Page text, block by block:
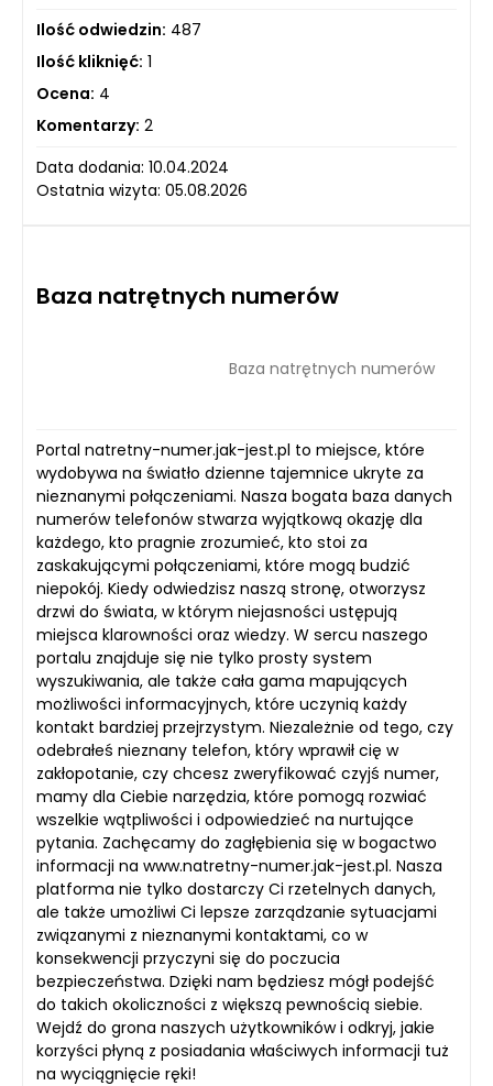
Ilość odwiedzin: 487
Ilość kliknięć: 1
Ocena: 4
Komentarzy: 2
Data dodania: 10.04.2024
Ostatnia wizyta: 05.08.2026
Baza natrętnych numerów
Baza natrętnych numerów
Portal natretny-numer.jak-jest.pl to miejsce, które
wydobywa na światło dzienne tajemnice ukryte za
nieznanymi połączeniami. Nasza bogata baza danych
numerów telefonów stwarza wyjątkową okazję dla
każdego, kto pragnie zrozumieć, kto stoi za
zaskakującymi połączeniami, które mogą budzić
niepokój. Kiedy odwiedzisz naszą stronę, otworzysz
drzwi do świata, w którym niejasności ustępują
miejsca klarowności oraz wiedzy. W sercu naszego
portalu znajduje się nie tylko prosty system
wyszukiwania, ale także cała gama mapujących
możliwości informacyjnych, które uczynią każdy
kontakt bardziej przejrzystym. Niezależnie od tego, czy
odebrałeś nieznany telefon, który wprawił cię w
zakłopotanie, czy chcesz zweryfikować czyjś numer,
mamy dla Ciebie narzędzia, które pomogą rozwiać
wszelkie wątpliwości i odpowiedzieć na nurtujące
pytania. Zachęcamy do zagłębienia się w bogactwo
informacji na www.natretny-numer.jak-jest.pl. Nasza
platforma nie tylko dostarczy Ci rzetelnych danych,
ale także umożliwi Ci lepsze zarządzanie sytuacjami
związanymi z nieznanymi kontaktami, co w
konsekwencji przyczyni się do poczucia
bezpieczeństwa. Dzięki nam będziesz mógł podejść
do takich okoliczności z większą pewnością siebie.
Wejdź do grona naszych użytkowników i odkryj, jakie
korzyści płyną z posiadania właściwych informacji tuż
na wyciągnięcie ręki!